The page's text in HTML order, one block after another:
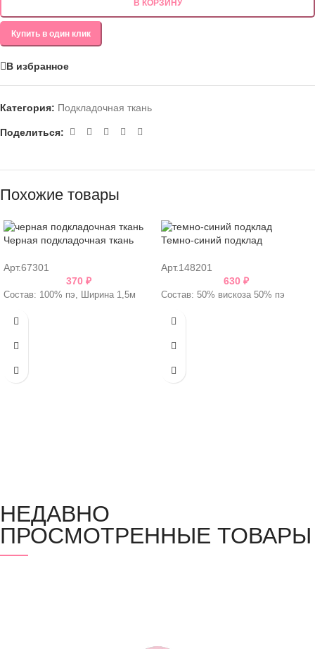
В КОРЗИНУ
Купить в один клик
В избранное
Категория: Подкладочная ткань
Поделиться:
Похожие товары
Черная подкладочная ткань
Арт.67301
370 ₽
Состав: 100% пэ, Ширина 1,5м
Темно-синий подклад
Арт.148201
630 ₽
Состав: 50% вискоза 50% пэ
НЕДАВНО
ПРОСМОТРЕННЫЕ ТОВАРЫ